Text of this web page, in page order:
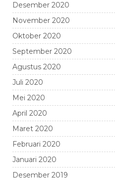
Desember 2020
November 2020
Oktober 2020
September 2020
Agustus 2020
Juli 2020
Mei 2020
April 2020
Maret 2020
Februari 2020
Januari 2020
Desember 2019